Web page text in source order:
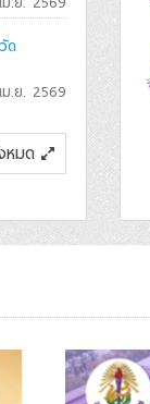
ด
ม.ย. 2569
หมด